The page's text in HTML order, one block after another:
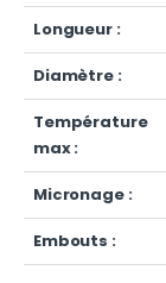
Longueur :
Diamètre :
Température
max :
Micronage :
Embouts :